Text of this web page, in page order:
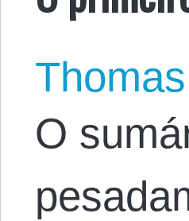
O